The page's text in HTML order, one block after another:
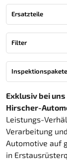
Ersatzteile
Filter
Inspektionspakete
Exklusiv bei
Hirscher-
Leistungs-
Verarbeitung
Automotive auf
in